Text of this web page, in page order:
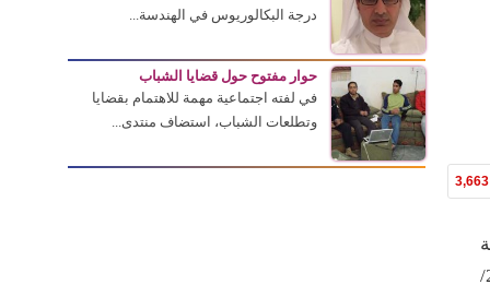
3,663
شبابية تحت عنوان “قراءات في التجربة الشعرية الشبابية” وذلك مساء الثلاثاء 3/ جمادى الثاني 1433هـ الموافق 24/
درجة البكالوريوس في الهندسة...
حوار مفتوح حول قضايا الشباب
في لفته اجتماعية مهمة للاهتمام بقضايا
وتطلعات الشباب، استضاف منتدى...